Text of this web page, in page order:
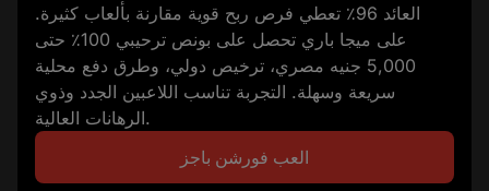
العائد 96٪ تعطي فرص ربح قوية مقارنة بألعاب كثيرة.
على ميجا باري تحصل على بونص ترحيبي 100٪ حتى
5,000 جنيه مصري، ترخيص دولي، وطرق دفع محلية
سريعة وسهلة. التجربة تناسب اللاعبين الجدد وذوي
الرهانات العالية.
العب فورشن باجز